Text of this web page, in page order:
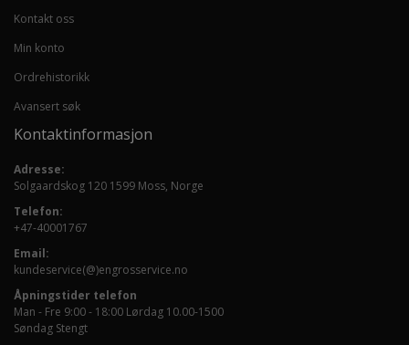
Kontakt oss
Min konto
Ordrehistorikk
Avansert søk
Kontaktinformasjon
Adresse:
Solgaardskog 120 1599 Moss, Norge
Telefon:
+47-40001767
Email:
kundeservice(@)engrosservice.no
Åpningstider telefon
Man - Fre 9:00 - 18:00 Lørdag 10.00-1500
Søndag Stengt